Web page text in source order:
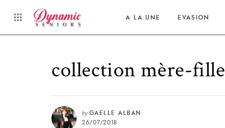
A LA UNE EVASION
collection mère-fille
by GAELLE ALBAN
26/07/2018